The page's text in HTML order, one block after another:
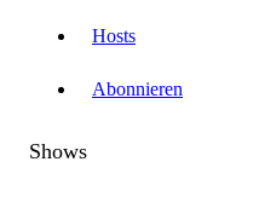
Hosts
Abonnieren
Shows